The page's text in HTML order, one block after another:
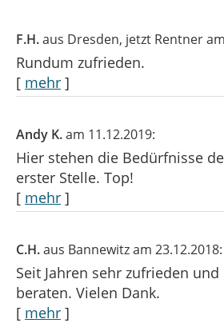
F.H.aus Dresden, jetzt Rentner
Rundum zufrieden.
[ mehr ]
Andy K.am 11.12.2019:
Hier stehen die Bedürfnisse
erster Stelle. Top!
[ mehr ]
C.H.aus Bannewitzam 23.12.2018:
Seit Jahren sehr zufrieden
beraten. Vielen Dank.
[ mehr ]